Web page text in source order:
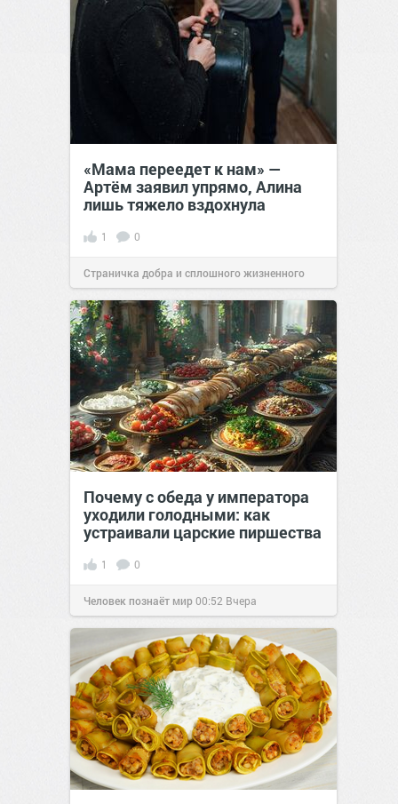
«Мама переедет к нам» —
Артём заявил упрямо, Алина
лишь тяжело вздохнула
1 0
Страничка добра и сплошного жизненного
позитива!00:28Вчера
Почему с обеда у императора
уходили голодными: как
устраивали царские пиршества
1 0
Человек познаёт мир00:52 Вчера